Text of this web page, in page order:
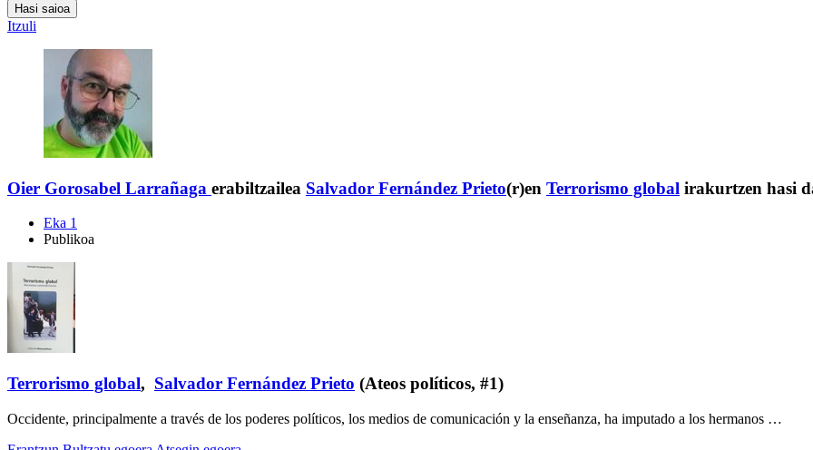
Hasi saioa
Itzuli
Oier Gorosabel Larrañaga erabiltzailea Salvador Fernández Prieto(r)en Terrorismo global irakurtzen hasi
Eka 1
Publikoa
Terrorismo global, Salvador Fernández Prieto (Ateos políticos, #1)
Occidente, principalmente a través de los poderes políticos, los medios de comunicación y la enseñanza, ha imputado a los hermanos …